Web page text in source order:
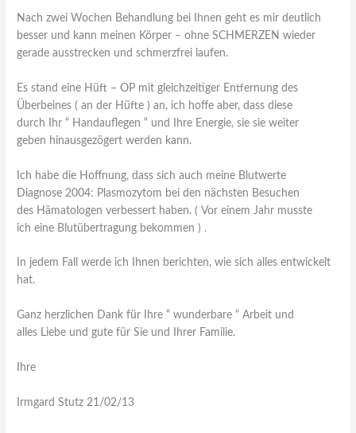
Nach zwei Wochen Behandlung bei Ihnen geht es mir deutlich
besser und kann meinen Körper – ohne SCHMERZEN wieder
gerade ausstrecken und schmerzfrei laufen.
Es stand eine Hüft – OP mit gleichzeitiger Entfernung des
Überbeines ( an der Hüfte ) an, ich hoffe aber, dass diese
durch Ihr “ Handauflegen “ und Ihre Energie, sie sie weiter
geben hinausgezögert werden kann.
Ich habe die Hoffnung, dass sich auch meine Blutwerte
Diagnose 2004: Plasmozytom bei den nächsten Besuchen
des Hämatologen verbessert haben. ( Vor einem Jahr musste
ich eine Blutübertragung bekommen ) .
In jedem Fall werde ich Ihnen berichten, wie sich alles entwickelt
hat.
Ganz herzlichen Dank für Ihre “ wunderbare “ Arbeit und
alles Liebe und gute für Sie und Ihrer Familie.
Ihre
Irmgard Stutz 21/02/13